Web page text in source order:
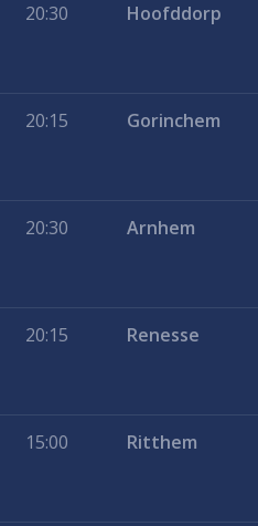
20:30 Hoofddorp
20:15 Gorinchem
20:30 Arnhem
20:15 Renesse
15:00 Ritthem